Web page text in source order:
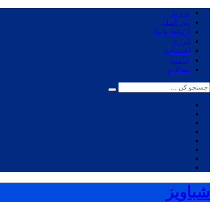
ورزش
بین الملل
ارتباط با ما
انرژی
اقتصادی
جامعه
مقالات
شباویز